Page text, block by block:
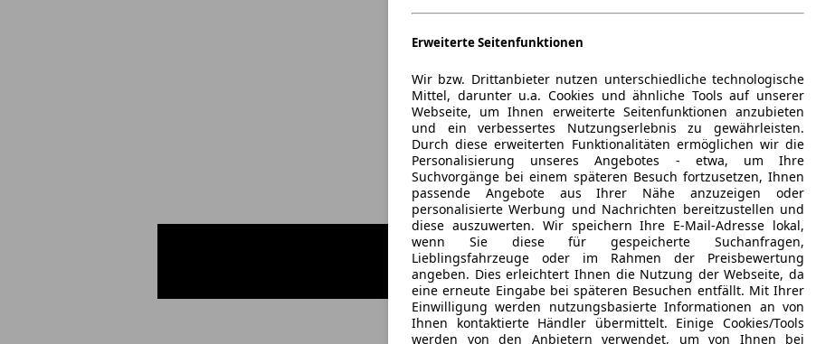
Erweiterte Seitenfunktionen
Wir bzw. Drittanbieter nutzen unterschiedliche technologische
Mittel, darunter u.a. Cookies und ähnliche Tools auf unserer
Webseite, um Ihnen erweiterte Seitenfunktionen anzubieten
und ein verbessertes Nutzungserlebnis zu gewährleisten.
Durch diese erweiterten Funktionalitäten ermöglichen wir die
Personalisierung unseres Angebotes - etwa, um Ihre
Suchvorgänge bei einem späteren Besuch fortzusetzen, Ihnen
passende Angebote aus Ihrer Nähe anzuzeigen oder
personalisierte Werbung und Nachrichten bereitzustellen und
diese auszuwerten. Wir speichern Ihre E-Mail-Adresse lokal,
wenn Sie diese für gespeicherte Suchanfragen,
Lieblingsfahrzeuge oder im Rahmen der Preisbewertung
angeben. Dies erleichtert Ihnen die Nutzung der Webseite, da
eine erneute Eingabe bei späteren Besuchen entfällt. Mit Ihrer
Einwilligung werden nutzungsbasierte Informationen an von
Ihnen kontaktierte Händler übermittelt. Einige Cookies/Tools
werden von den Anbietern verwendet, um von Ihnen bei